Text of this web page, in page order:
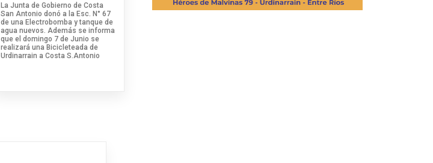
La Junta de Gobierno de Costa
San Antonio donó a la Esc. N° 67
de una Electrobomba y tanque de
agua nuevos. Además se informa
que el domingo 7 de Junio se
realizará una Bicicleteada de
Urdinarrain a Costa S.Antonio